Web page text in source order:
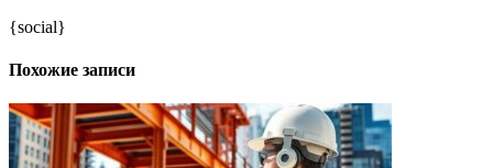
{social}
Похожие записи